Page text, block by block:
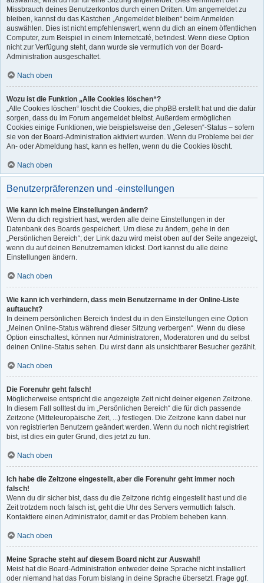
Missbrauch deines Benutzerkontos durch einen Dritten. Um angemeldet zu
bleiben, kannst du das Kästchen „Angemeldet bleiben“ beim Anmelden
auswählen. Dies ist nicht empfehlenswert, wenn du dich an einem öffentlichen
Computer, zum Beispiel in einem Internetcafé, befindest. Wenn diese Option
nicht zur Verfügung steht, dann wurde sie vermutlich von der Board-
Administration ausgeschaltet.
Nach oben
Wozu ist die Funktion „Alle Cookies löschen“?
„Alle Cookies löschen“ löscht die Cookies, die phpBB erstellt hat und die dafür
sorgen, dass du im Forum angemeldet bleibst. Außerdem ermöglichen
Cookies einige Funktionen, wie beispielsweise den „Gelesen“-Status – sofern
sie von der Board-Administration aktiviert wurden. Wenn du Probleme bei der
An- oder Abmeldung hast, kann es helfen, wenn du die Cookies löscht.
Nach oben
Benutzerpräferenzen und -einstellungen
Wie kann ich meine Einstellungen ändern?
Wenn du dich registriert hast, werden alle deine Einstellungen in der
Datenbank des Boards gespeichert. Um diese zu ändern, gehe in den
„Persönlichen Bereich“; der Link dazu wird meist oben auf der Seite angezeigt,
wenn du auf deinen Benutzernamen klickst. Dort kannst du alle deine
Einstellungen ändern.
Nach oben
Wie kann ich verhindern, dass mein Benutzername in der Online-Liste
auftaucht?
In deinem persönlichen Bereich findest du in den Einstellungen eine Option
„Meinen Online-Status während dieser Sitzung verbergen“. Wenn du diese
Option einschaltest, können nur Administratoren, Moderatoren und du selbst
deinen Online-Status sehen. Du wirst dann als unsichtbarer Besucher gezählt.
Nach oben
Die Forenuhr geht falsch!
Möglicherweise entspricht die angezeigte Zeit nicht deiner eigenen Zeitzone.
In diesem Fall solltest du im „Persönlichen Bereich“ die für dich passende
Zeitzone (Mitteleuropäische Zeit, ...) festlegen. Die Zeitzone kann dabei nur
von registrierten Benutzern geändert werden. Wenn du noch nicht registriert
bist, ist dies ein guter Grund, dies jetzt zu tun.
Nach oben
Ich habe die Zeitzone eingestellt, aber die Forenuhr geht immer noch
falsch!
Wenn du dir sicher bist, dass du die Zeitzone richtig eingestellt hast und die
Zeit trotzdem noch falsch ist, geht die Uhr des Servers vermutlich falsch.
Kontaktiere einen Administrator, damit er das Problem beheben kann.
Nach oben
Meine Sprache steht auf diesem Board nicht zur Auswahl!
Meist hat die Board-Administration entweder deine Sprache nicht installiert
oder niemand hat das Forum bislang in deine Sprache übersetzt. Frage ggf.